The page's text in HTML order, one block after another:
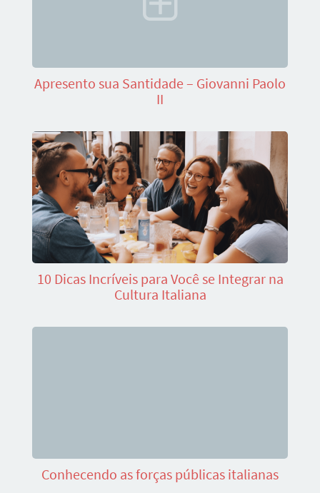
Apresento sua Santidade – Giovanni Paolo
II
10 Dicas Incríveis para Você se Integrar na
Cultura Italiana
Conhecendo as forças públicas italianas